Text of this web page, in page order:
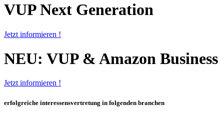
VUP Next Generation
Jetzt informieren !
NEU: VUP & Amazon Business
Jetzt informieren !
erfolgreiche interessensvertretung in folgenden branchen